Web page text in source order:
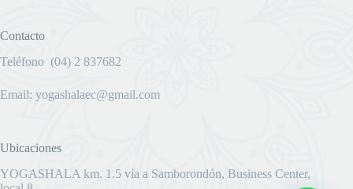
Contacto
Teléfono (04) 2 837682
Email: yogashalaec@gmail.com
Ubicaciones
YOGASHALA km. 1.5 vía a Samborondón, Business Center,